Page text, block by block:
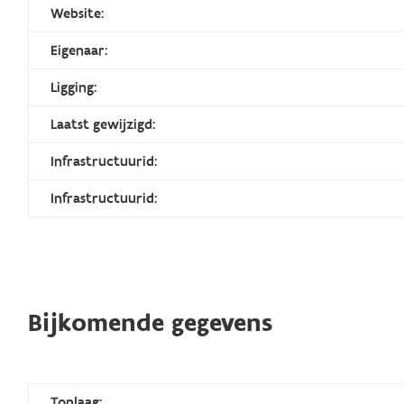
Website:
Eigenaar:
Ligging:
Laatst gewijzigd:
Infrastructuurid:
Infrastructuurid:
Bijkomende gegevens